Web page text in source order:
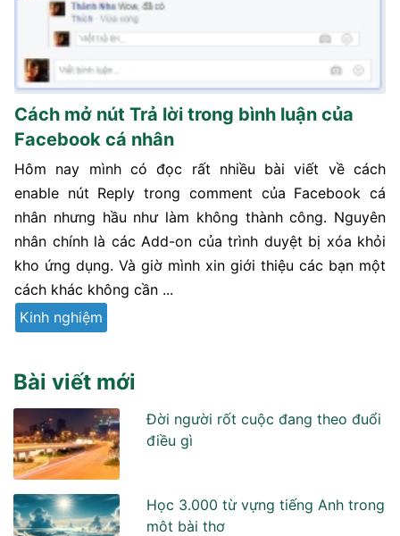
Cách mở nút Trả lời trong bình luận của
Facebook cá nhân
Hôm nay mình có đọc rất nhiều bài viết về cách
enable nút Reply trong comment của Facebook cá
nhân nhưng hầu như làm không thành công. Nguyên
nhân chính là các Add-on của trình duyệt bị xóa khỏi
kho ứng dụng. Và giờ mình xin giới thiệu các bạn một
cách khác không cần ...
Kinh nghiệm
Bài viết mới
Đời người rốt cuộc đang theo đuổi
điều gì
Học 3.000 từ vựng tiếng Anh trong
môt bài thơ